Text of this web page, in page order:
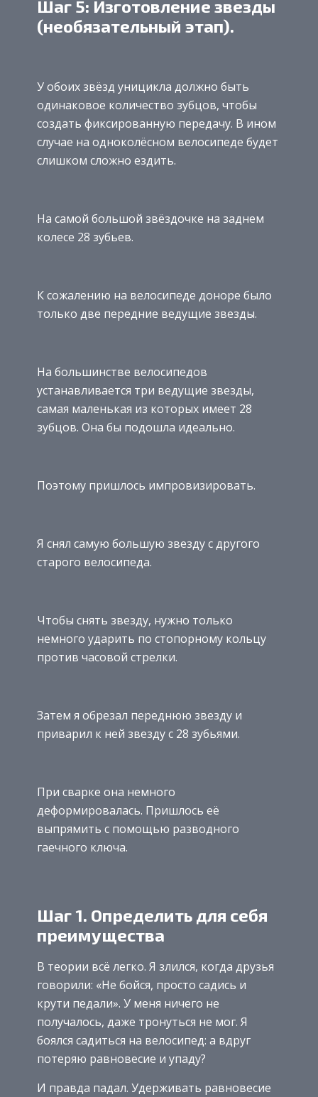
Шаг 5: Изготовление звезды
(необязательный этап).
У обоих звёзд уницикла должно быть
одинаковое количество зубцов, чтобы
создать фиксированную передачу. В ином
случае на одноколёсном велосипеде будет
слишком сложно ездить.
На самой большой звёздочке на заднем
колесе 28 зубьев.
К сожалению на велосипеде доноре было
только две передние ведущие звезды.
На большинстве велосипедов
устанавливается три ведущие звезды,
самая маленькая из которых имеет 28
зубцов. Она бы подошла идеально.
Поэтому пришлось импровизировать.
Я снял самую большую звезду с другого
старого велосипеда.
Чтобы снять звезду, нужно только
немного ударить по стопорному кольцу
против часовой стрелки.
Затем я обрезал переднюю звезду и
приварил к ней звезду с 28 зубьями.
При сварке она немного
деформировалась. Пришлось её
выпрямить с помощью разводного
гаечного ключа.
Шаг 1. Определить для себя
преимущества
В теории всё легко. Я злился, когда друзья
говорили: «Не бойся, просто садись и
крути педали». У меня ничего не
получалось, даже тронуться не мог. Я
боялся садиться на велосипед: а вдруг
потеряю равновесие и упаду?
И правда падал. Удерживать равновесие